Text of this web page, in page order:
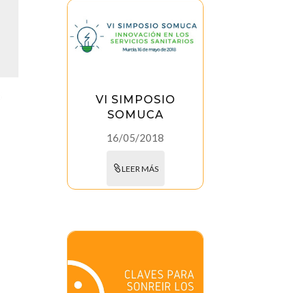
VI SIMPOSIO
SOMUCA
16/05/2018
LEER MÁS